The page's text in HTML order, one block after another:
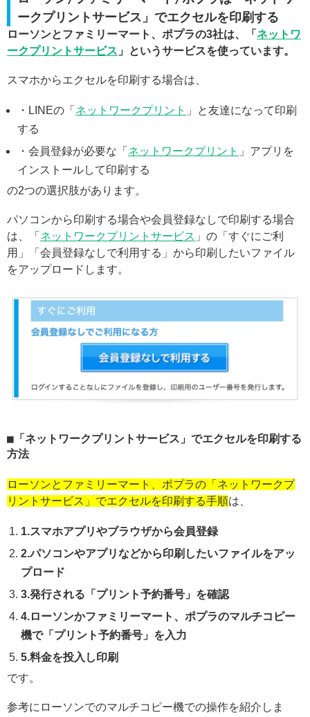
ークプリントサービス」でエクセルを印刷する
ローソンとファミリーマート、ポプラの3社は、「 ネットワ
ークプリントサービス 」というサービスを使っています。
スマホからエクセルを印刷する場合は、
・LINEの「 ネットワークプリント 」と友達になって印刷
する
・会員登録が必要な「 ネットワークプリント 」アプリを
インストールして印刷する
の2つの選択肢があります。
パソコンから印刷する場合や会員登録なしで印刷する場合
は、「 ネットワークプリントサービス 」の「すぐにご利
用」「会員登録なしで利用する」から印刷したいファイル
をアップロードします。
「ネットワークプリントサービス」でエクセルを印刷する
方法
ローソンとファミリーマート、ポプラの「ネットワークプ
リントサービス」でエクセルを印刷する手順は、
1.スマホアプリやブラウザから会員登録
2.パソコンやアプリなどから印刷したいファイルをアッ
プロード
3.発行される「プリント予約番号」を確認
4.ローソンかファミリーマート、ポプラのマルチコピー
機で「プリント予約番号」を入力
5.料金を投入し印刷
です。
参考にローソンでのマルチコピー機での操作を紹介しま